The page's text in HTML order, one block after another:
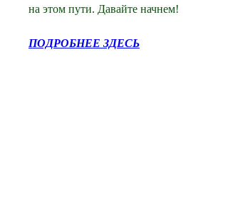
на этом пути. Давайте начнем!
ПОДРОБНЕЕ ЗДЕСЬ